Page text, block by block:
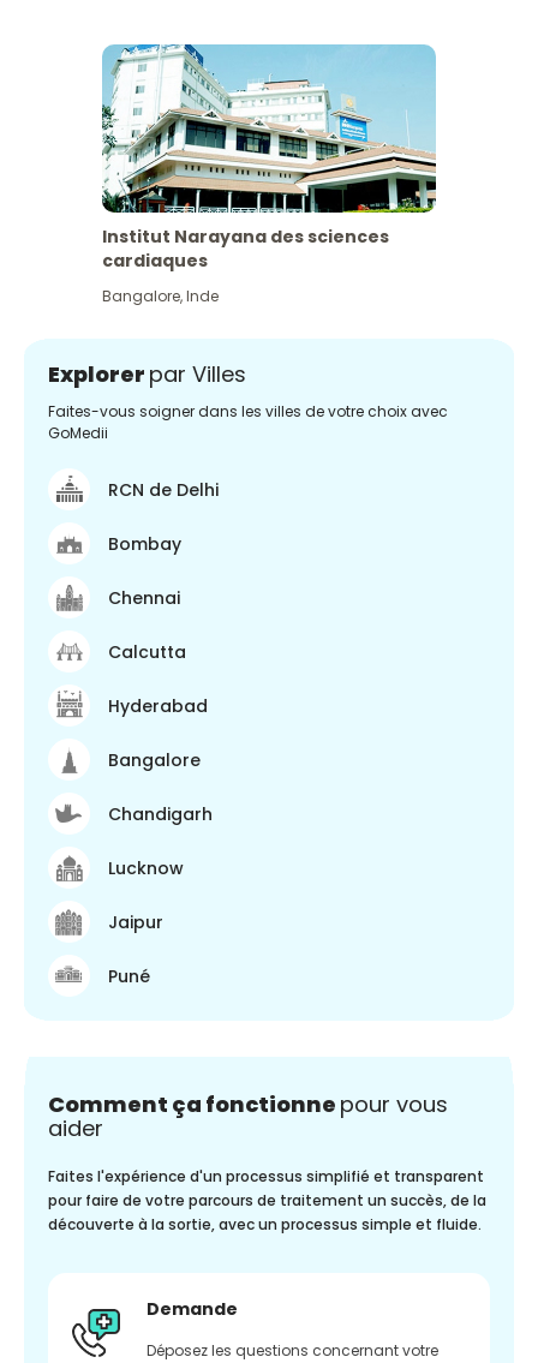
Institut Narayana des sciences
cardiaques
Bangalore,Inde
Explorer par Villes
Faites-vous soigner dans les villes de votre choix avec
GoMedii
RCN de Delhi
Bombay
Chennai
Calcutta
Hyderabad
Bangalore
Chandigarh
Lucknow
Jaipur
Puné
Comment ça fonctionne pour vous
aider
Faites l'expérience d'un processus simplifié et transparent
pour faire de votre parcours de traitement un succès, de la
découverte à la sortie, avec un processus simple et fluide.
Demande
Déposez les questions concernant votre